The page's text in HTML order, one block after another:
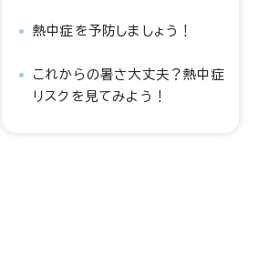
熱中症を予防しましょう！
これからの暑さ大丈夫？熱中症
リスクを見てみよう！